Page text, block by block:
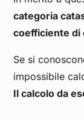
categoria
coefficiente di
Se si
impossibile
Il calcolo da